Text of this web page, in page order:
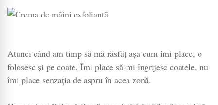
Atunci când am timp să mă răsfăț așa cum îmi place, o
folosesc și pe coate. Îmi place să-mi îngrijesc coatele, nu
îmi place senzația de aspru în acea zonă.